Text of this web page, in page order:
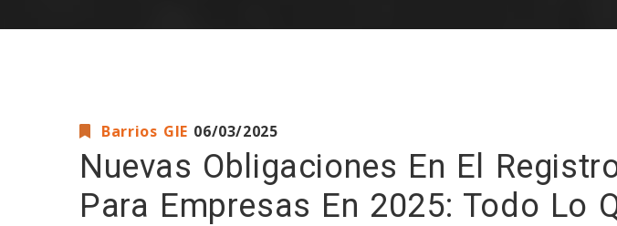
Barrios GIE 06/03/2025
Nuevas Obligaciones En El
Para Empresas En 2025: Todo Lo